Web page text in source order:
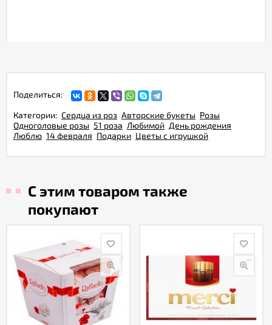
Поделиться:
Категории: Сердца из роз Авторские букеты Розы
Одноголовые розы 51 роза Любимой День рождения
Люблю 14 февраля Подарки Цветы с игрушкой
С этим товаром также
покупают